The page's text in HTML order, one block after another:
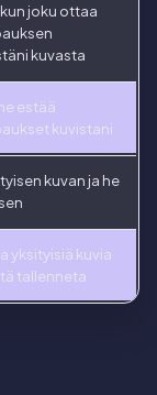
joku ottaa
kuvasta
estää
kuvistani
kuvan ja he
yksityisiä kuvia
tallenneta